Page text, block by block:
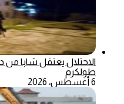
الاحتلال يعتقل شابا
طولكرم
6 أغسطس، 2026